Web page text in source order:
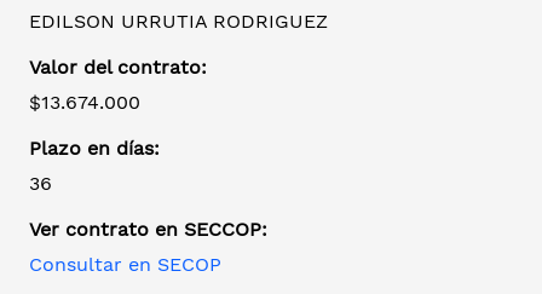
EDILSON URRUTIA RODRIGUEZ
Valor del contrato:
$13.674.000
Plazo en días:
36
Ver contrato en SECCOP:
Consultar en SECOP